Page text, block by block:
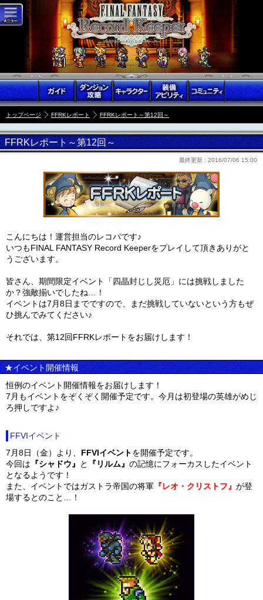
トップページ FFRKレポート FFRKレポート～第12回～
FFRKレポート～第12回～
最終更新 : 2016/07/06 15:00
こんにちは！運営担当のレコパです♪
いつもFINAL FANTASY Record Keeperをプレイして頂きありがと
うございます。
皆さん、期間限定イベント「四晶封じし災厄」には挑戦しました
か？強敵揃いでしたね…！
イベントは7月8日までですので、まだ挑戦していないという方もぜ
ひ挑んでみてください♪
それでは、第12回FFRKレポートをお届けします！
★イベント開催情報
恒例のイベント開催情報をお届けします！
7月もイベントをぞくぞく開催予定です。今月は初登場の英雄がめじ
ろ押しですよ♪
FFVIイベント
7月8日（金）より、 FFVIイベントを開催予定です。
今回は 『シャドウ』 と 『リルム』 の記憶にフォーカスしたイベント
となるようです！
また、イベントではガストラ帝国の将軍 『レオ・クリストフ』 が登
場するとのこと…！